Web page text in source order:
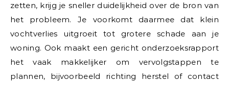
zetten, krijg je sneller duidelijkheid over de bron van
het probleem. Je voorkomt daarmee dat klein
vochtverlies uitgroeit tot grotere schade aan je
woning. Ook maakt een gericht onderzoeksrapport
het vaak makkelijker om vervolgstappen te
plannen, bijvoorbeeld richting herstel of contact